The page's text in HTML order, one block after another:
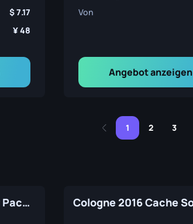
7.17
48
Von
Angebot anzeigen
1 2 3
EMS One 2014 Souvenir Package